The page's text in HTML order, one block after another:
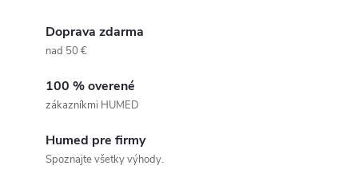
Doprava zdarma
nad 50 €
100 % overené
zákazníkmi HUMED
Humed pre firmy
Spoznajte všetky výhody.